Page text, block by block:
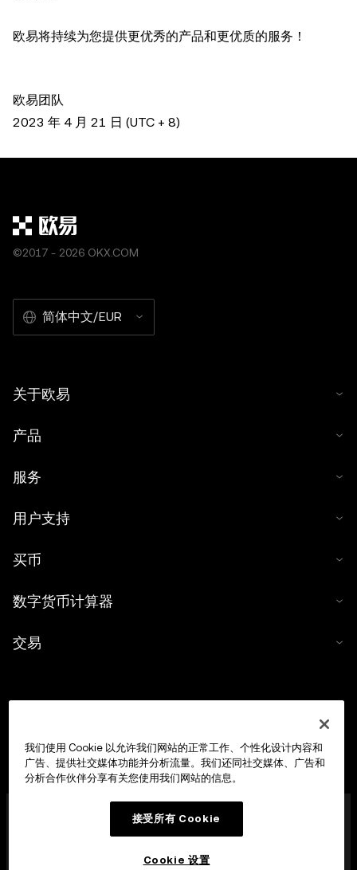
欧易将持续为您提供更优秀的产品和更优质的服务！
欧易团队
2023 年 4 月 21 日 (UTC + 8)
©2017 - 2026 OKX.COM
简体中文/EUR
关于欧易
产品
服务
用户支持
买币
数字货币计算器
交易
(MFSA) 依据《数字货币资产市场法案》(马耳他法律第 647
章) 第 28 条授权成立的数字货币资产服务提供商 (CASP)，
获准开展数字货币资产交易平台业务。
我们使用 Cookie 以允许我们网站的正常工作、个性化设计内容和
广告、提供社交媒体功能并分析流量。我们还同社交媒体、广告和
分析合作伙伴分享有关您使用我们网站的信息。
接受所有 Cookie
Cookie 设置